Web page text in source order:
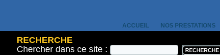
ACCUEIL NOS PRESTATIONS
RECHERCHE
Chercher dans ce site :